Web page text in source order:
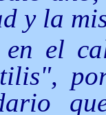
y la
el